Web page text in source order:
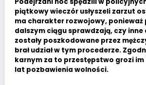
piątkowy wieczór usłyszeli zarzut
ma charakter rozwojowy, ponieważ
dalszym ciągu sprawdzają, czy inne
zostały poszkodowane przez
brał udział w tym procederze.
karnym za to przestępstwo grozi
lat pozbawienia wolności.